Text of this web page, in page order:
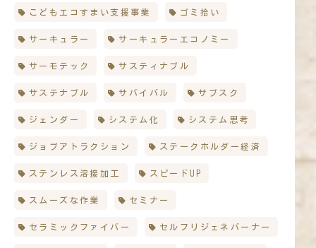
こどもエコすまい支援事業 ゴミ拾い
サーキュラー サーキュラーエコノミー
サーモテック サスティナブル
サステナブル サバイバル サブスク
ジェンダー システム化 システム思考
ジョブアトラクション ステークホルダー経済
ステンレス溶接加工 スピードUP
スムーズな作業 セミナー
セラミックファイバー セルフリジェネバーナー